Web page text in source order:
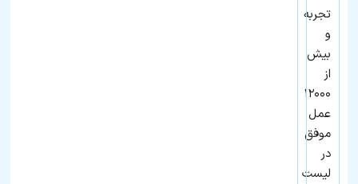
تجربه
و
بیش
از
۱۲۰۰۰
عمل
موفق
در
لیست